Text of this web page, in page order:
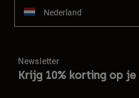
Nederland
Newsletter
Krijg 10% korting op